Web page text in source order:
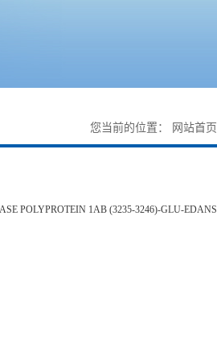
您当前的位置： 网站首页
POLYPROTEIN 1AB (3235-3246)-GLU-EDANS